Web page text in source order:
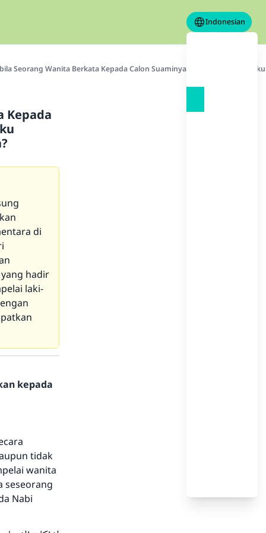
Indonesian
Seorang Wanita Berkata Kepada Calon Suaminya Saat Akad Nikah,
Kepada
di
hadir
laki-
kepada
tidak
wanita
seseorang
Nabi